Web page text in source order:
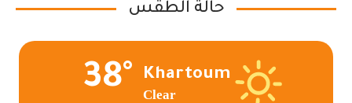
حالة الطقس
Khartoum
Clear
38°